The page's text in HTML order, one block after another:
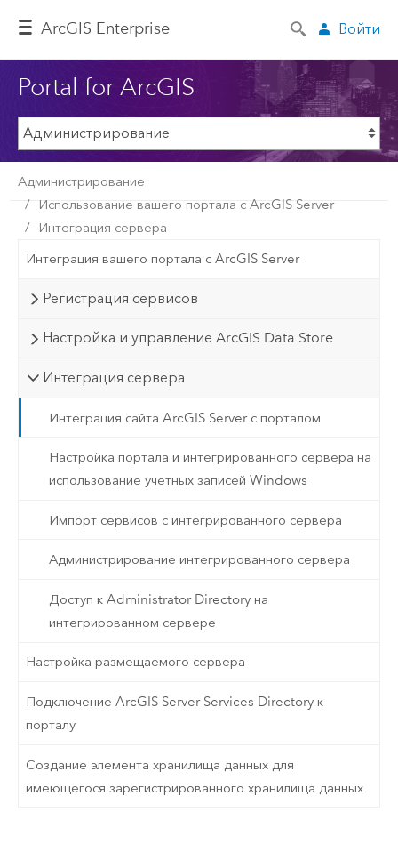
ArcGIS Enterprise Войти
Portal for ArcGIS
Администрирование
Использование вашего портала с ArcGIS Server
Интеграция сервера
Интеграция вашего портала с ArcGIS Server
Регистрация сервисов
Настройка и управление ArcGIS Data Store
Интеграция сервера
Интеграция сайта ArcGIS Server с порталом
Настройка портала и интегрированного сервера на
использование учетных записей Windows
Импорт сервисов с интегрированного сервера
Администрирование интегрированного сервера
Доступ к Administrator Directory на
интегрированном сервере
Настройка размещаемого сервера
Подключение ArcGIS Server Services Directory к
порталу
Создание элемента хранилища данных для
имеющегося зарегистрированного хранилища данных